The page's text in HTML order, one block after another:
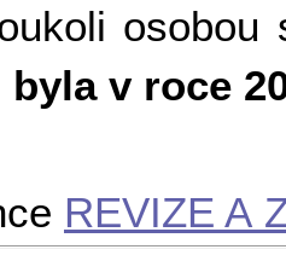
byla v roce
REVIZE A